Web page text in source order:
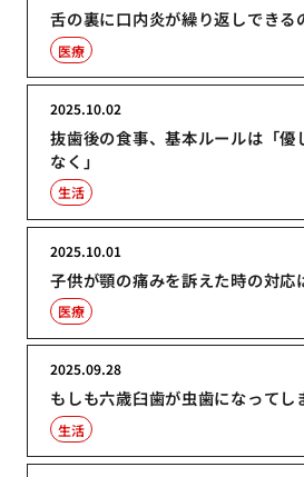
舌の裏に口内炎が繰り返しできる
医療
抜歯後の食事、基本ルールは「優
なく」
2025.10.02
生活
子供が顎の痛みを訴えた時の対応
2025.10.01
医療
もしも六歳臼歯が虫歯になってし
2025.09.28
生活